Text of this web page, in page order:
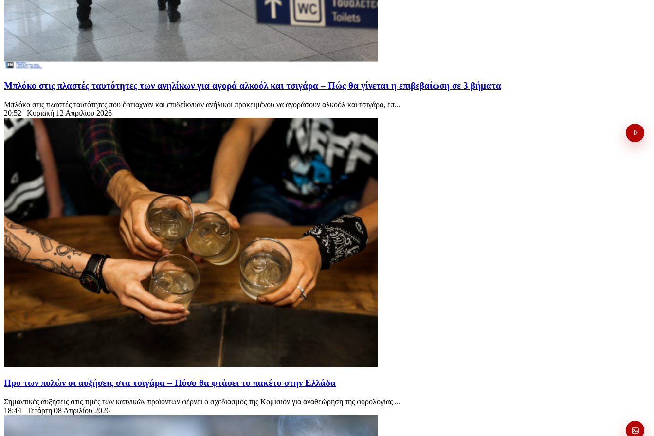
Μπλόκο στις πλαστές ταυτότητες των ανηλίκων για αγορά αλκοόλ και τσιγάρα – Πώς θα γίνεται η επιβεβαίωση σε 3 βήματα
Μπλόκο στις πλαστές ταυτότητες που έφτιαχναν και επιδείκνυαν ανήλικοι προκειμένου να αγοράσουν αλκοόλ και τσιγάρα, επ...
20:52 | Κυριακή 12 Απριλίου 2026
Προ των πυλών οι αυξήσεις στα τσιγάρα – Πόσο θα φτάσει το πακέτο στην Ελλάδα
Σημαντικές αυξήσεις στις τιμές των καπνικών προϊόντων φέρνει ο σχεδιασμός της Κομισιόν για αναθεώρηση της φορολογίας ...
18:44 | Τετάρτη 08 Απριλίου 2026